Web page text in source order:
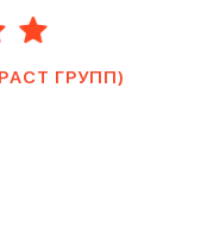
ГРУПП)